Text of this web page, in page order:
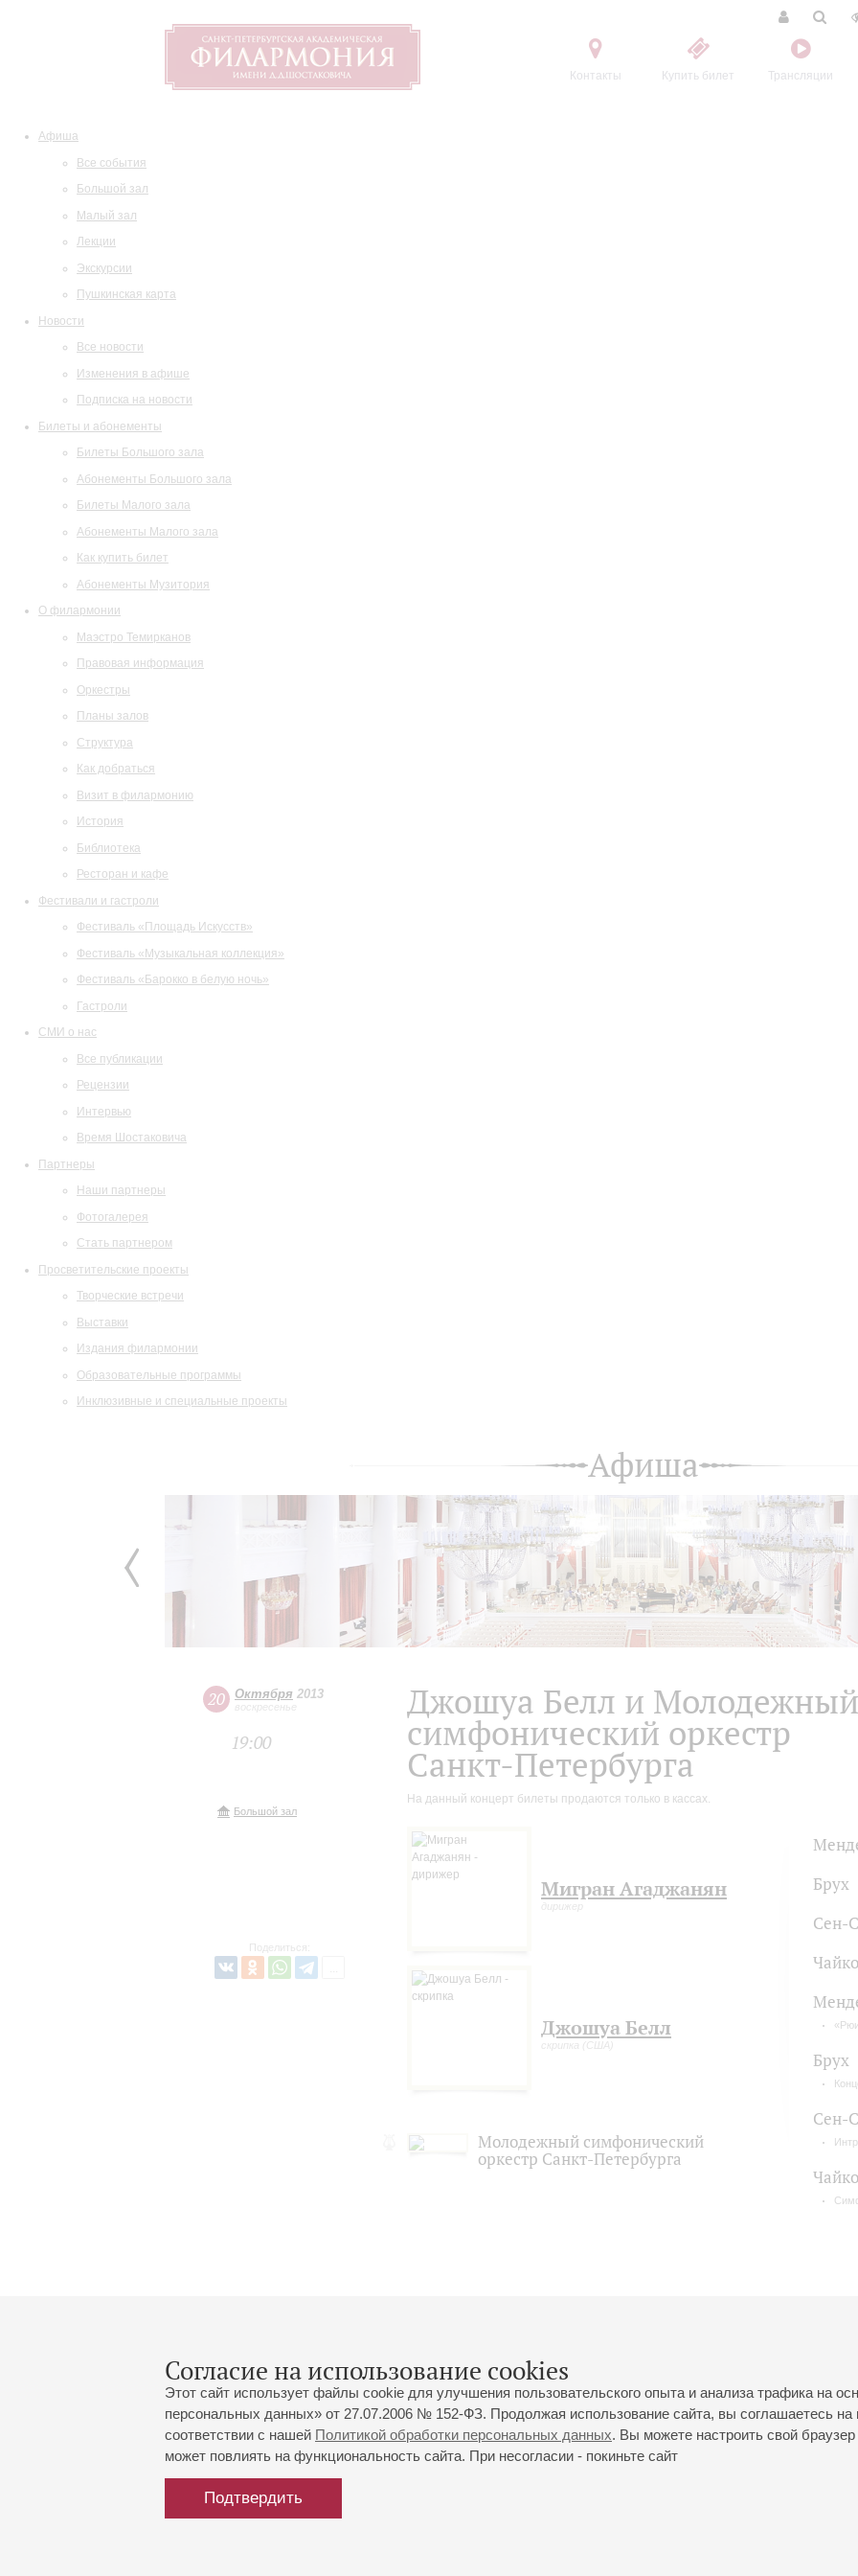
Контакты Купить билет Трансляции
Афиша
Все события
Большой зал
Малый зал
Лекции
Экскурсии
Пушкинская карта
Новости
Все новости
Изменения в афише
Подписка на новости
Билеты и абонементы
Билеты Большого зала
Абонементы Большого зала
Билеты Малого зала
Абонементы Малого зала
Как купить билет
Абонементы Музитория
О филармонии
Маэстро Темирканов
Правовая информация
Оркестры
Планы залов
Структура
Как добраться
Визит в филармонию
История
Библиотека
Ресторан и кафе
Фестивали и гастроли
Фестиваль «Площадь Искусств»
Фестиваль «Музыкальная коллекция»
Фестиваль «Барокко в белую ночь»
Гастроли
СМИ о нас
Все публикации
Рецензии
Интервью
Время Шостаковича
Партнеры
Наши партнеры
Фотогалерея
Стать партнером
Просветительские проекты
Творческие встречи
Выставки
Издания филармонии
Образовательные программы
Инклюзивные и специальные проекты
Согласие на использование cookies
Этот сайт использует файлы cookie для улучшения пользовательского опыта и анализа трафика на
персональных данных» от 27.07.2006 № 152-ФЗ. Продолжая использование сайта, вы соглашаетесь
соответствии с нашей Политикой обработки персональных данных. Вы можете настроить свой
может повлиять на функциональность сайта. При несогласии - покиньте сайт
Подтвердить
Афиша
20 Октября 2013
воскресенье
19:00
Большой зал
Поделиться:
Джошуа Белл и Молодежный
симфонический оркестр
Санкт-Петербурга
На данный концерт билеты продаются только в кассах.
Мигран Агаджанян
дирижер
Джошуа Белл
скрипка (США)
Молодежный симфонический
оркестр Санкт-Петербурга
Брух
Сен-
Брух
Сен-
Большой зал:
191186, Санкт-Петербург, Михайловская ул., 2